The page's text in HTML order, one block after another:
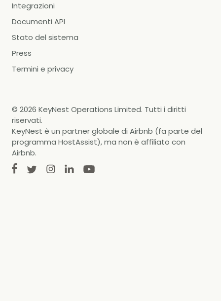
Integrazioni
Documenti API
Stato del sistema
Press
Termini e privacy
© 2026 KeyNest Operations Limited. Tutti i diritti
riservati.
KeyNest è un partner globale di Airbnb (fa parte del
programma HostAssist), ma non è affiliato con
Airbnb.